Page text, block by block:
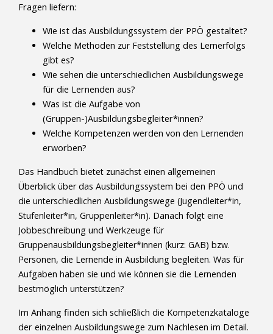
Fragen liefern:
Wie ist das Ausbildungssystem der PPÖ gestaltet?
Welche Methoden zur Feststellung des Lernerfolgs
gibt es?
Wie sehen die unterschiedlichen Ausbildungswege
für die Lernenden aus?
Was ist die Aufgabe von
(Gruppen-)Ausbildungsbegleiter*innen?
Welche Kompetenzen werden von den Lernenden
erworben?
Das Handbuch bietet zunächst einen allgemeinen
Überblick über das Ausbildungssystem bei den PPÖ und
die unterschiedlichen Ausbildungswege (Jugendleiter*in,
Stufenleiter*in, Gruppenleiter*in). Danach folgt eine
Jobbeschreibung und Werkzeuge für
Gruppenausbildungsbegleiter*innen (kurz: GAB) bzw.
Personen, die Lernende in Ausbildung begleiten. Was für
Aufgaben haben sie und wie können sie die Lernenden
bestmöglich unterstützen?
Im Anhang finden sich schließlich die Kompetenzkataloge
der einzelnen Ausbildungswege zum Nachlesen im Detail.